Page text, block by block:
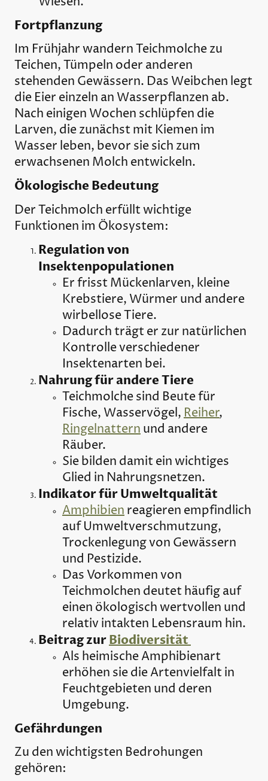
Fortpflanzung
Im Frühjahr wandern Teichmolche zu
Teichen, Tümpeln oder anderen
stehenden Gewässern. Das Weibchen legt
die Eier einzeln an Wasserpflanzen ab.
Nach einigen Wochen schlüpfen die
Larven, die zunächst mit Kiemen im
Wasser leben, bevor sie sich zum
erwachsenen Molch entwickeln.
Ökologische Bedeutung
Der Teichmolch erfüllt wichtige
Funktionen im Ökosystem:
Regulation von
Insektenpopulationen
Er frisst Mückenlarven, kleine
Krebstiere, Würmer und andere
wirbellose Tiere.
Dadurch trägt er zur natürlichen
Kontrolle verschiedener
Insektenarten bei.
Nahrung für andere Tiere
Teichmolche sind Beute für
Fische, Wasservögel,Reiher,
Ringelnatternund andere
Räuber.
Sie bilden damit ein wichtiges
Glied in Nahrungsnetzen.
Indikator für Umweltqualität
Amphibienreagieren empfindlich
auf Umweltverschmutzung,
Trockenlegung von Gewässern
und Pestizide.
Das Vorkommen von
Teichmolchen deutet häufig auf
einen ökologisch wertvollen und
relativ intakten Lebensraum hin.
Beitrag zurBiodiversität
Als heimische Amphibienart
erhöhen sie die Artenvielfalt in
Feuchtgebieten und deren
Umgebung.
Gefährdungen
Zu den wichtigsten Bedrohungen
gehören: